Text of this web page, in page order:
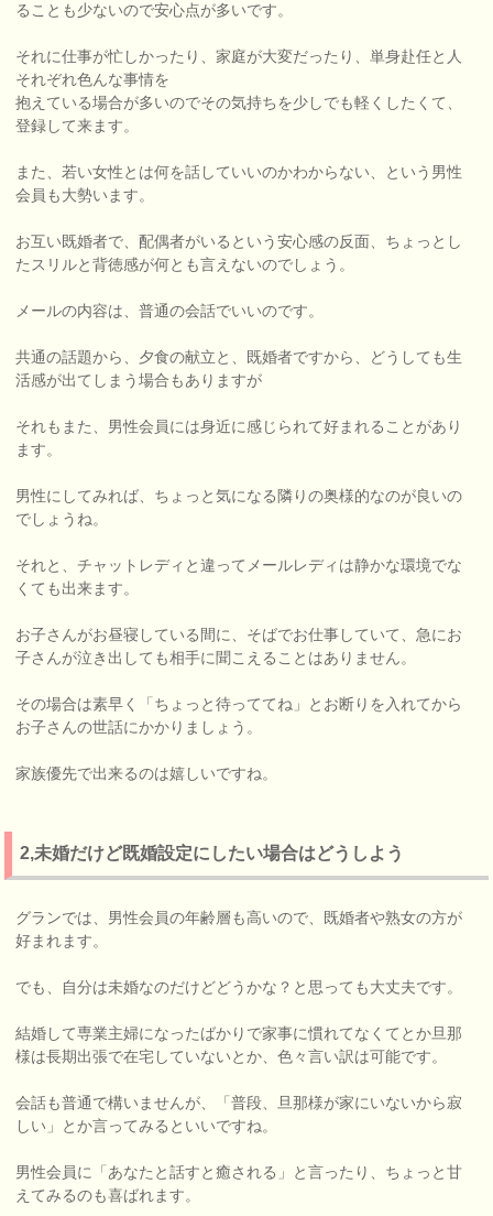
ることも少ないので安心点が多いです。
それに仕事が忙しかったり、家庭が大変だったり、単身赴任と人
それぞれ色んな事情を
抱えている場合が多いのでその気持ちを少しでも軽くしたくて、
登録して来ます。
また、若い女性とは何を話していいのかわからない、という男性
会員も大勢います。
お互い既婚者で、配偶者がいるという安心感の反面、ちょっとし
たスリルと背徳感が何とも言えないのでしょう。
メールの内容は、普通の会話でいいのです。
共通の話題から、夕食の献立と、既婚者ですから、どうしても生
活感が出てしまう場合もありますが
それもまた、男性会員には身近に感じられて好まれることがあり
ます。
男性にしてみれば、ちょっと気になる隣りの奥様的なのが良いの
でしょうね。
それと、チャットレディと違ってメールレディは静かな環境でな
くても出来ます。
お子さんがお昼寝している間に、そばでお仕事していて、急にお
子さんが泣き出しても相手に聞こえることはありません。
その場合は素早く「ちょっと待っててね」とお断りを入れてから
お子さんの世話にかかりましょう。
家族優先で出来るのは嬉しいですね。
2,未婚だけど既婚設定にしたい場合はどうしよう
グランでは、男性会員の年齢層も高いので、既婚者や熟女の方が
好まれます。
でも、自分は未婚なのだけどどうかな？と思っても大丈夫です。
結婚して専業主婦になったばかりで家事に慣れてなくてとか旦那
様は長期出張で在宅していないとか、色々言い訳は可能です。
会話も普通で構いませんが、「普段、旦那様が家にいないから寂
しい」とか言ってみるといいですね。
男性会員に「あなたと話すと癒される」と言ったり、ちょっと甘
えてみるのも喜ばれます。